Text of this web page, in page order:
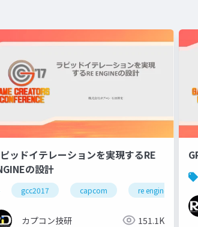
ン カプコン技研
ッドイテレーションを実現するRE
の設計
gcc2017 capcom re engine
カプコン技研 151.1K